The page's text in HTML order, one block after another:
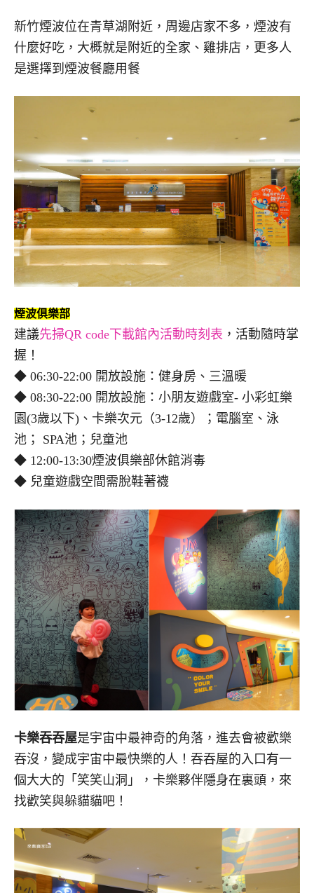
新竹煙波位在青草湖附近，周邊店家不多，煙波有
什麼好吃，大概就是附近的全家、雞排店，更多人
是選擇到煙波餐廳用餐
煙波俱樂部
建議先掃QR code下載館內活動時刻表 ，活動隨時掌
握！
◆ 06:30-22:00 開放設施：健身房、三溫暖
◆ 08:30-22:00 開放設施：小朋友遊戲室- 小彩虹樂
園(3歲以下)、卡樂次元（3-12歲）；電腦室、泳
池； SPA池；兒童池
◆ 12:00-13:30煙波俱樂部休館消毒
◆ 兒童遊戲空間需脫鞋著襪
卡樂吞吞屋是宇宙中最神奇的角落，進去會被歡樂
吞沒，變成宇宙中最快樂的人！吞吞屋的入口有一
個大大的「笑笑山洞」，卡樂夥伴隱身在裏頭，來
找歡笑與躲貓貓吧！